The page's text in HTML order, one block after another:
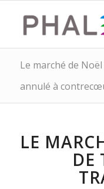
Le marché de
annulé à
LE
DE